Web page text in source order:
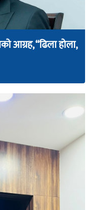
आग्रह, “ढिला होला,